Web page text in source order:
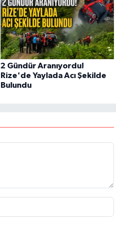
2 Gündür Aranıyordu!
Rize'de Yaylada Acı Şekilde
Bulundu